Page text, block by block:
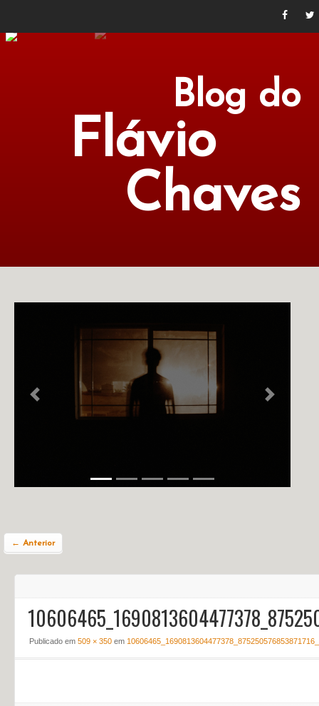
Blog do
Flávio
Chaves
NOTÍCIAS
Previous Next
← Anterior
Publicado em 509 × 350 em